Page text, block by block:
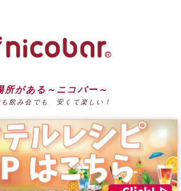
所がある～ニコバー～
も飲み会でも 安くて楽しい！